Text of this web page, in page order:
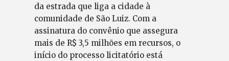
da estrada que liga a cidade à
comunidade de São Luiz. Com a
assinatura do convênio que assegura
mais de R$ 3,5 milhões em recursos, o
início do processo licitatório está